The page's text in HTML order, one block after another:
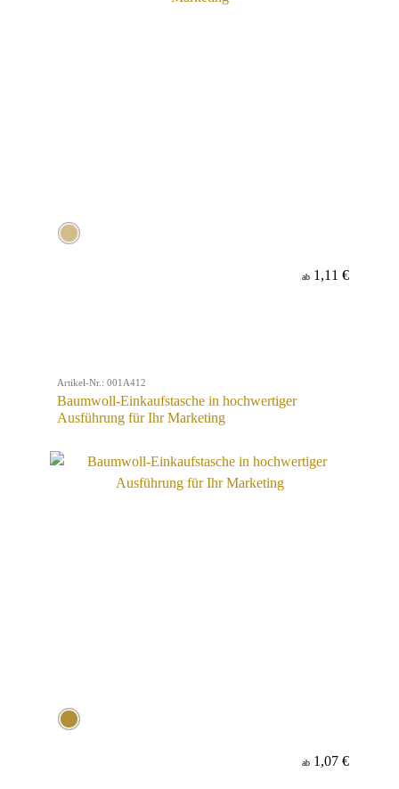
ab 1,11 €
Artikel-Nr.: 001A412
Baumwoll-Einkaufstasche in hochwertiger
Ausführung für Ihr Marketing
ab 1,07 €